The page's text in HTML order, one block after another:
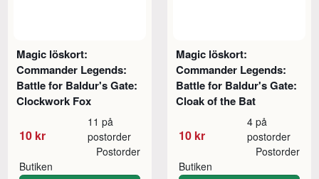
Magic löskort:
Commander Legends:
Battle for Baldur's Gate:
Clockwork Fox
10 kr
11 på
postorder
Butiken
Postorder
Magic löskort:
Commander Legends:
Battle for Baldur's Gate:
Cloak of the Bat
10 kr
4 på
postorder
Butiken
Postorder